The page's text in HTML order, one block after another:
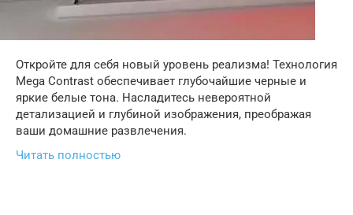
Откройте для себя новый уровень реализма! Технология
Mega Contrast обеспечивает глубочайшие черные и
яркие белые тона. Насладитесь невероятной
детализацией и глубиной изображения, преображая
ваши домашние развлечения.
Читать полностью